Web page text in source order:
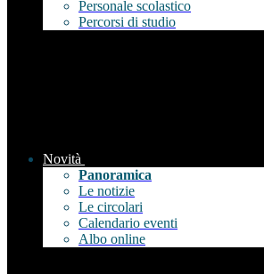
Personale scolastico
Percorsi di studio
Novità
Panoramica
Le notizie
Le circolari
Calendario eventi
Albo online